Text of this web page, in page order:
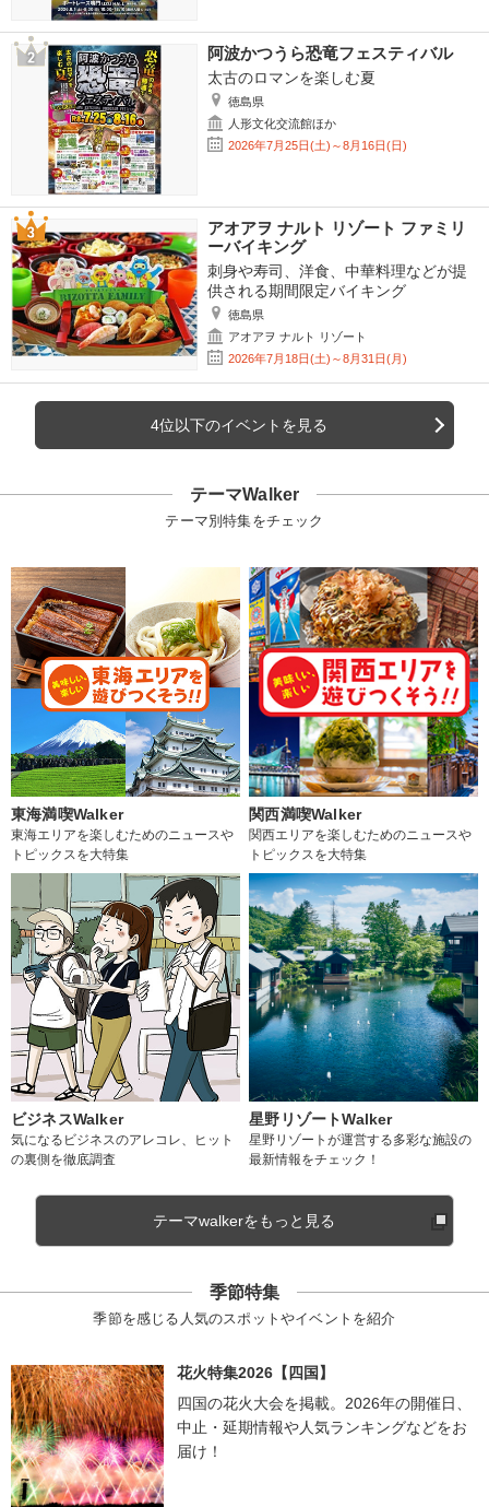
阿波かつうら恐竜フェスティバル
太古のロマンを楽しむ夏
徳島県
人形文化交流館ほか
2026年7月25日(土)～8月16日(日)
アオアヲ ナルト リゾート ファミリ
ーバイキング
刺身や寿司、洋食、中華料理などが提
供される期間限定バイキング
徳島県
アオアヲ ナルト リゾート
2026年7月18日(土)～8月31日(月)
4位以下のイベントを見る
テーマWalker
テーマ別特集をチェック
東海満喫Walker
東海エリアを楽しむためのニュースや
トピックスを大特集
関西満喫Walker
関西エリアを楽しむためのニュースや
トピックスを大特集
ビジネスWalker
気になるビジネスのアレコレ、ヒット
の裏側を徹底調査
星野リゾートWalker
星野リゾートが運営する多彩な施設の
最新情報をチェック！
テーマwalkerをもっと見る
季節特集
季節を感じる人気のスポットやイベントを紹介
花火特集2026【四国】
四国の花火大会を掲載。2026年の開催日、
中止・延期情報や人気ランキングなどをお
届け！